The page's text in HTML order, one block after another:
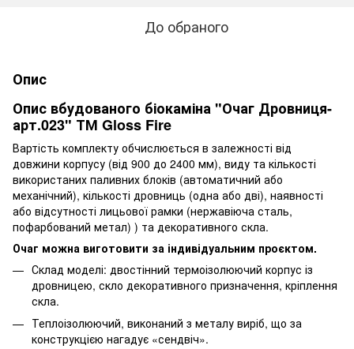
До обраного
Опис
Опис вбудованого біокаміна "Очаг Дровниця-
арт.023" ТМ Gloss Fire
Вартість комплекту обчислюється в залежності від
довжини корпусу (від 900 до 2400 мм), виду та кількості
використаних паливних блоків (автоматичний або
механічний), кількості дровниць (одна або дві), наявності
або відсутності лицьової рамки (нержавіюча сталь,
пофарбований метал) ) та декоративного скла.
Очаг можна виготовити за індивідуальним проєктом.
Склад моделі: двостінний термоізолюючий корпус із
дровницею, скло декоративного призначення, кріплення
скла.
Теплоізолюючий, виконаний з металу виріб, що за
конструкцією нагадує «сендвіч».